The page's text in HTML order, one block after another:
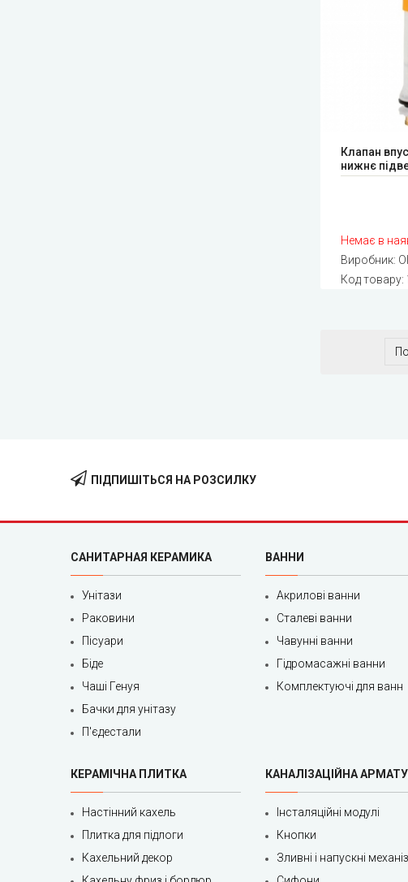
Клапан
нижнє
Немає в
Виробник:
Код товару:
ПІДПИШІТЬСЯ НА РОЗСИЛКУ
САНИТАРНАЯ КЕРАМИКА
Унітази
Раковини
Пісуари
Біде
Чаші Генуя
Бачки для унітазу
П'єдестали
ВАННИ
Акрилові ванни
Сталеві ванни
Чавунні ванни
Гідромасажні ванни
Комплектуючі для ванн
КЕРАМІЧНА ПЛИТКА
Настінний кахель
Плитка для підлоги
Кахельний декор
КАНАЛІЗАЦІЙНА
Інсталяційні модулі
Кнопки
Зливні і напускні